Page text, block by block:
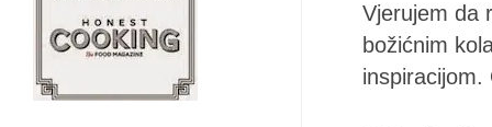
Vjerujem da
božićnim